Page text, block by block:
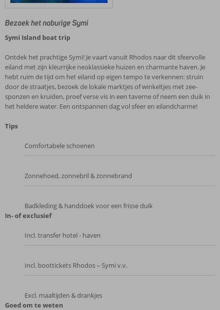
Bezoek het naburige Symi
Symi Island boat trip
Ontdek het prachtige Symi! Je vaart vanuit Rhodos naar dit sfeervolle
eiland met zijn kleurrijke neoklassieke huizen en charmante haven. Je
hebt ruim de tijd om het eiland op eigen tempo te verkennen: struin
door de straatjes, bezoek de lokale marktjes of winkeltjes met zee­
sponzen en kruiden, proef verse vis in een taverne of neem een duik in
het heldere water. Een ontspannen dag vol sfeer en eilandcharme!
Tips
Comfortabele schoenen
Zonnehoed, zonnebril & zonnebrand
Badkleding & handdoek voor een frisse duik
In- of exclusief
Incl. transfer hotel - haven
Incl. boottickets Rhodos – Symi v.v.
Excl. maaltijden & drankjes
Goed om te weten